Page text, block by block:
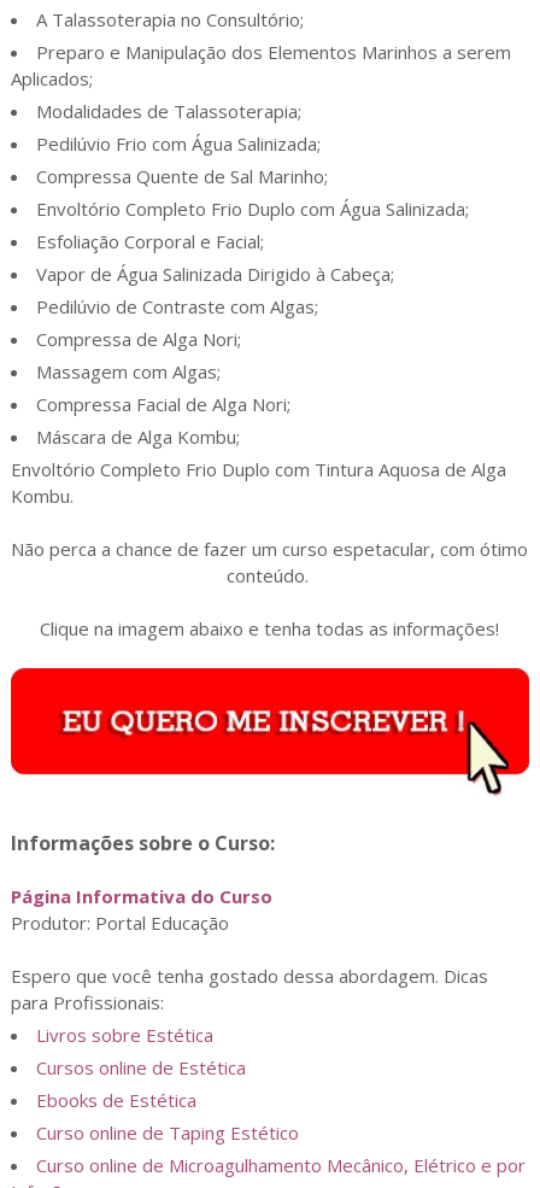
A Talassoterapia no Consultório;
Preparo e Manipulação dos Elementos Marinhos a serem
Aplicados;
Modalidades de Talassoterapia;
Pedilúvio Frio com Água Salinizada;
Compressa Quente de Sal Marinho;
Envoltório Completo Frio Duplo com Água Salinizada;
Esfoliação Corporal e Facial;
Vapor de Água Salinizada Dirigido à Cabeça;
Pedilúvio de Contraste com Algas;
Compressa de Alga Nori;
Massagem com Algas;
Compressa Facial de Alga Nori;
Máscara de Alga Kombu;
Envoltório Completo Frio Duplo com Tintura Aquosa de Alga
Kombu.
Não perca a chance de fazer um curso espetacular, com ótimo
conteúdo.
Clique na imagem abaixo e tenha todas as informações!
Informações sobre o Curso:
Página Informativa do Curso
Produtor: Portal Educação
Espero que você tenha gostado dessa abordagem. Dicas
para Profissionais:
Livros sobre Estética
Cursos online de Estética
Ebooks de Estética
Curso online de Taping Estético
Curso online de Microagulhamento Mecânico, Elétrico e por